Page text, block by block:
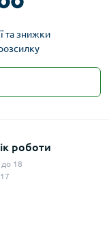
та знижки
роботи
18